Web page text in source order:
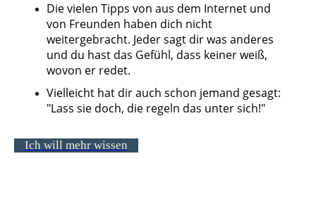
Die vielen Tipps von aus dem Internet und
von Freunden haben dich nicht
weitergebracht. Jeder sagt dir was anderes
und du hast das Gefühl, dass keiner weiß,
wovon er redet.
Vielleicht hat dir auch schon jemand gesagt:
"Lass sie doch, die regeln das unter sich!"
Ich will mehr wissen